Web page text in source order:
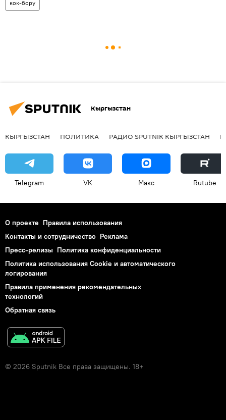
кок-бору
Кыргызстан
КЫРГЫЗСТАН ПОЛИТИКА РАДИО SPUTNIK КЫРГЫЗСТАН
Telegram VK Макс Rutube
О проекте Правила использования
Контакты и сотрудничество Реклама
Пресс-релизы Политика конфиденциальности
Политика использования Cookie и автоматического
логирования
Правила применения рекомендательных
технологий
Обратная связь
© 2026 Sputnik Все права защищены. 18+